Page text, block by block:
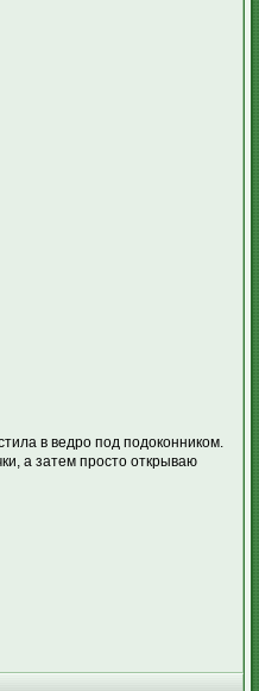
в ведро под подоконником.
а затем просто открываю